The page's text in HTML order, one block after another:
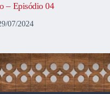
– Episódio 04
07/2024